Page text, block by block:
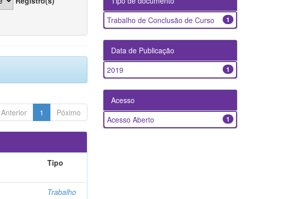
Anterior 1 Póximo
Tipo
Trabalho
1
Trabalho de Conclusão de Curso
Data de Publicação
1
2019
Acesso
1
Acesso Aberto